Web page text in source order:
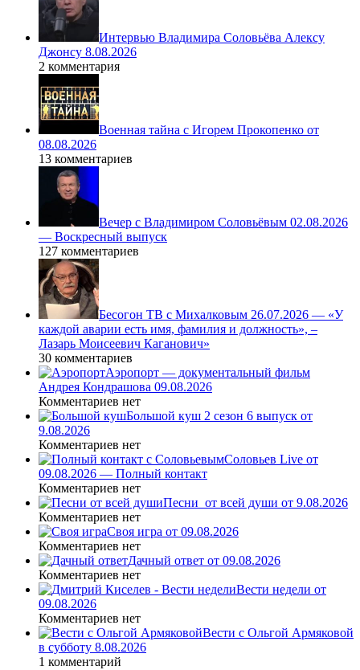
Интервью Владимира Соловьёва Алексу
Джонсу 8.08.2026
2 комментария
Военная тайна с Игорем Прокопенко от
08.08.2026
13 комментариев
Вечер с Владимиром Соловьёвым 02.08.2026
— Воскресный выпуск
127 комментариев
Бесогон ТВ с Михалковым 26.07.2026 — «У
каждой аварии есть имя, фамилия и должность», –
Лазарь Моисеевич Каганович»
30 комментариев
Аэропорт — документальный фильм
Андрея Кондрашова 09.08.2026
Комментариев нет
Большой куш 2 сезон 6 выпуск от
9.08.2026
Комментариев нет
Соловьев Live от
09.08.2026 — Полный контакт
Комментариев нет
Песни_от всей души от 9.08.2026
Комментариев нет
Своя игра от 09.08.2026
Комментариев нет
Дачный ответ от 09.08.2026
Комментариев нет
Вести недели от
09.08.2026
Комментариев нет
Вести с Ольгой Армяковой
в субботу 8.08.2026
1 комментарий